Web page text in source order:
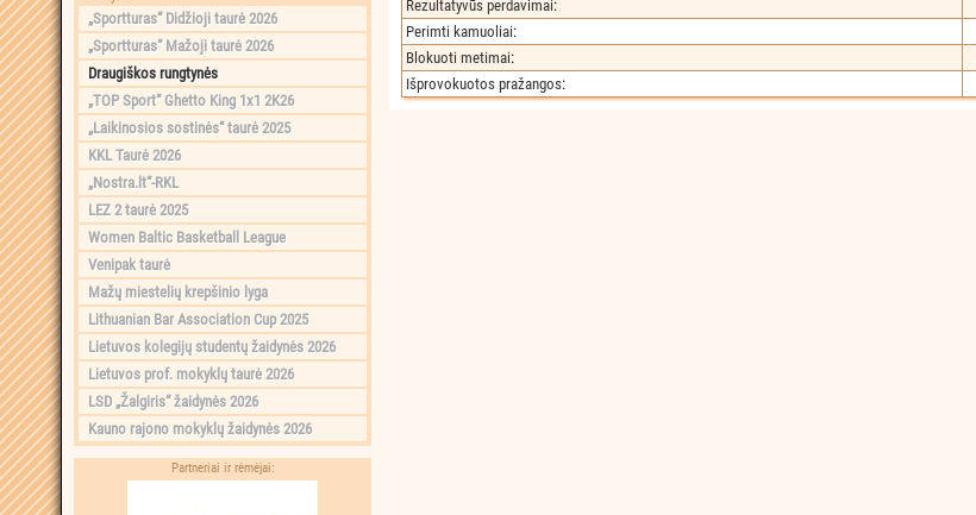
„Sportturas“ Didžioji taurė 2026
„Sportturas“ Mažoji taurė 2026
Draugiškos rungtynės
„TOP Sport“ Ghetto King 1x1 2K26
„Laikinosios sostinės“ taurė 2025
KKL Taurė 2026
„Nostra.lt“-RKL
LEZ 2 taurė 2025
Women Baltic Basketball League
Venipak taurė
Mažų miestelių krepšinio lyga
Lithuanian Bar Association Cup 2025
Lietuvos kolegijų studentų žaidynės 2026
Lietuvos prof. mokyklų taurė 2026
LSD „Žalgiris“ žaidynės 2026
Kauno rajono mokyklų žaidynės 2026
Partneriai ir rėmėjai:
Rezultatyvūs perdavimai:
Perimti kamuoliai:
Blokuoti metimai:
Išprovokuotos pražangos: